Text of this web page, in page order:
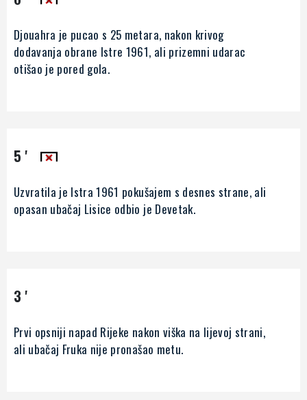
Djouahra je pucao s 25 metara, nakon krivog
dodavanja obrane Istre 1961, ali prizemni udarac
otišao je pored gola.
5 '
Uzvratila je Istra 1961 pokušajem s desnes strane, ali
opasan ubačaj Lisice odbio je Devetak.
3 '
Prvi opsniji napad Rijeke nakon viška na lijevoj strani,
ali ubačaj Fruka nije pronašao metu.